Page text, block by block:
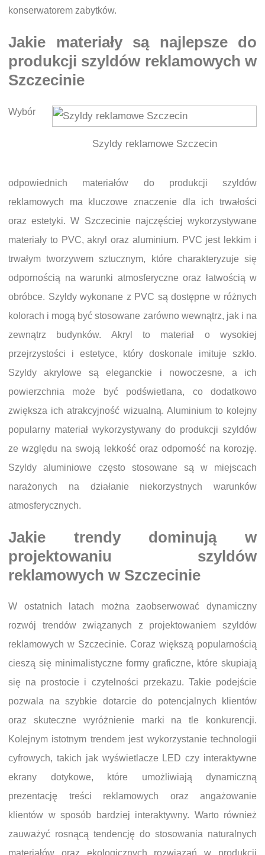
konserwatorem zabytków.
Jakie materiały są najlepsze do
produkcji szyldów reklamowych w
Szczecinie
Szyldy reklamowe Szczecin
Wybór
odpowiednich materiałów do produkcji szyldów
reklamowych ma kluczowe znaczenie dla ich trwałości
oraz estetyki. W Szczecinie najczęściej wykorzystywane
materiały to PVC, akryl oraz aluminium. PVC jest lekkim i
trwałym tworzywem sztucznym, które charakteryzuje się
odpornością na warunki atmosferyczne oraz łatwością w
obróbce. Szyldy wykonane z PVC są dostępne w różnych
kolorach i mogą być stosowane zarówno wewnątrz, jak i na
zewnątrz budynków. Akryl to materiał o wysokiej
przejrzystości i estetyce, który doskonale imituje szkło.
Szyldy akrylowe są eleganckie i nowoczesne, a ich
powierzchnia może być podświetlana, co dodatkowo
zwiększa ich atrakcyjność wizualną. Aluminium to kolejny
popularny materiał wykorzystywany do produkcji szyldów
ze względu na swoją lekkość oraz odporność na korozję.
Szyldy aluminiowe często stosowane są w miejscach
narażonych na działanie niekorzystnych warunków
atmosferycznych.
Jakie trendy dominują w
projektowaniu szyldów
reklamowych w Szczecinie
W ostatnich latach można zaobserwować dynamiczny
rozwój trendów związanych z projektowaniem szyldów
reklamowych w Szczecinie. Coraz większą popularnością
cieszą się minimalistyczne formy graficzne, które skupiają
się na prostocie i czytelności przekazu. Takie podejście
pozwala na szybkie dotarcie do potencjalnych klientów
oraz skuteczne wyróżnienie marki na tle konkurencji.
Kolejnym istotnym trendem jest wykorzystanie technologii
cyfrowych, takich jak wyświetlacze LED czy interaktywne
ekrany dotykowe, które umożliwiają dynamiczną
prezentację treści reklamowych oraz angażowanie
klientów w sposób bardziej interaktywny. Warto również
zauważyć rosnącą tendencję do stosowania naturalnych